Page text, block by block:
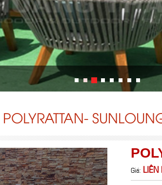
POLYRATTAN-
Giá: LIÊN